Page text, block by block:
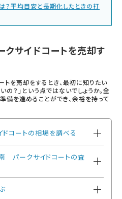
？平均目安と長期化したときの打
サイドコートを売却す
を売却をするとき、最初に知りたい
の？」という点ではないでしょうか。全
備を進めることができ、余裕を持って
コートの相場を調べる
パークサイドコートの査